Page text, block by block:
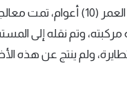
الإرهابية المدعومة من إيران تجاه المملكة، وقد نتج عن ذلك إصابة
وتم نقله إلى
ولم ينتج عن هذه